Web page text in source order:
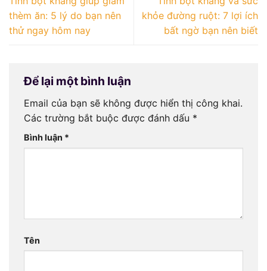
thèm ăn: 5 lý do bạn nên
thử ngay hôm nay
khỏe đường ruột: 7 lợi ích
bất ngờ bạn nên biết
Để lại một bình luận
Email của bạn sẽ không được hiển thị công khai.
Các trường bắt buộc được đánh dấu *
Bình luận *
Tên